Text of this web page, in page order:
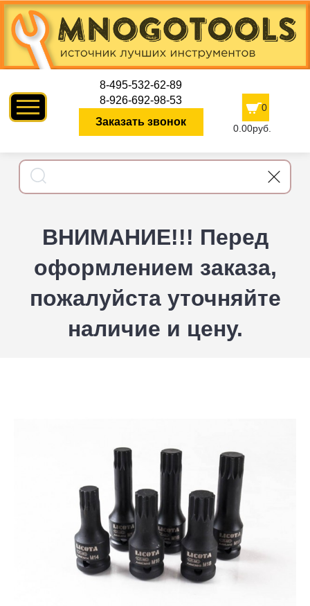
8-495-532-62-89
8-926-692-98-53
Заказать звонок
0
0.00руб.
ВНИМАНИЕ!!! Перед
оформлением заказа,
пожалуйста уточняйте
наличие и цену.